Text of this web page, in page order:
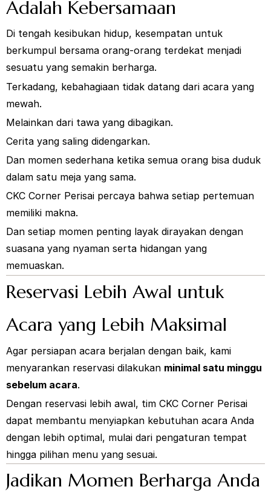
Adalah Kebersamaan
Di tengah kesibukan hidup, kesempatan untuk
berkumpul bersama orang-orang terdekat menjadi
sesuatu yang semakin berharga.
Terkadang, kebahagiaan tidak datang dari acara yang
mewah.
Melainkan dari tawa yang dibagikan.
Cerita yang saling didengarkan.
Dan momen sederhana ketika semua orang bisa duduk
dalam satu meja yang sama.
CKC Corner Perisai percaya bahwa setiap pertemuan
memiliki makna.
Dan setiap momen penting layak dirayakan dengan
suasana yang nyaman serta hidangan yang
memuaskan.
Reservasi Lebih Awal untuk
Acara yang Lebih Maksimal
Agar persiapan acara berjalan dengan baik, kami
menyarankan reservasi dilakukan minimal satu minggu
sebelum acara.
Dengan reservasi lebih awal, tim CKC Corner Perisai
dapat membantu menyiapkan kebutuhan acara Anda
dengan lebih optimal, mulai dari pengaturan tempat
hingga pilihan menu yang sesuai.
Jadikan Momen Berharga Anda